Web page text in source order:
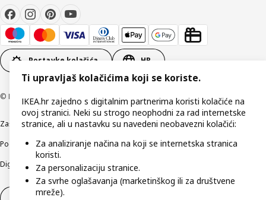
Postavke kolačića HR
© Inter IKEA Systems B.V 1999-2026
Zaštita privatnostiKako koristimo kolačiće (Cookies)Uvjeti poslovanja
Podaci o tvrtki IKEA HrvatskaEtično otkrivanje sigurnosnih nedostataka
Digitalna pristupačnost
Jednostrani raskid ugovora
Ti upravljaš kolačićima koji se koriste.
IKEA.hr zajedno s digitalnim partnerima koristi kolačiće na
ovoj stranici. Neki su strogo neophodni za rad internetske
stranice, ali u nastavku su navedeni neobavezni kolačići:
Za analiziranje načina na koji se internetska stranica
koristi.
Za personalizaciju stranice.
Za svrhe oglašavanja (marketinškog ili za društvene
mreže).